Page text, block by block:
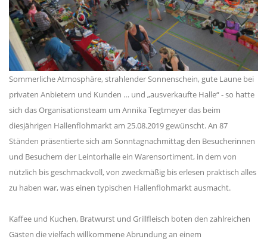
Sommerliche Atmosphäre, strahlender Sonnenschein, gute Laune bei
privaten Anbietern und Kunden … und „ausverkaufte Halle“ - so hatte
sich das Organisationsteam um Annika Tegtmeyer das beim
diesjährigen Hallenflohmarkt am 25.08.2019 gewünscht. An 87
Ständen präsentierte sich am Sonntagnachmittag den Besucherinnen
und Besuchern der Leintorhalle ein Warensortiment, in dem von
nützlich bis geschmackvoll, von zweckmäßig bis erlesen praktisch alles
zu haben war, was einen typischen Hallenflohmarkt ausmacht.
Kaffee und Kuchen, Bratwurst und Grillfleisch boten den zahlreichen
Gästen die vielfach willkommene Abrundung an einem